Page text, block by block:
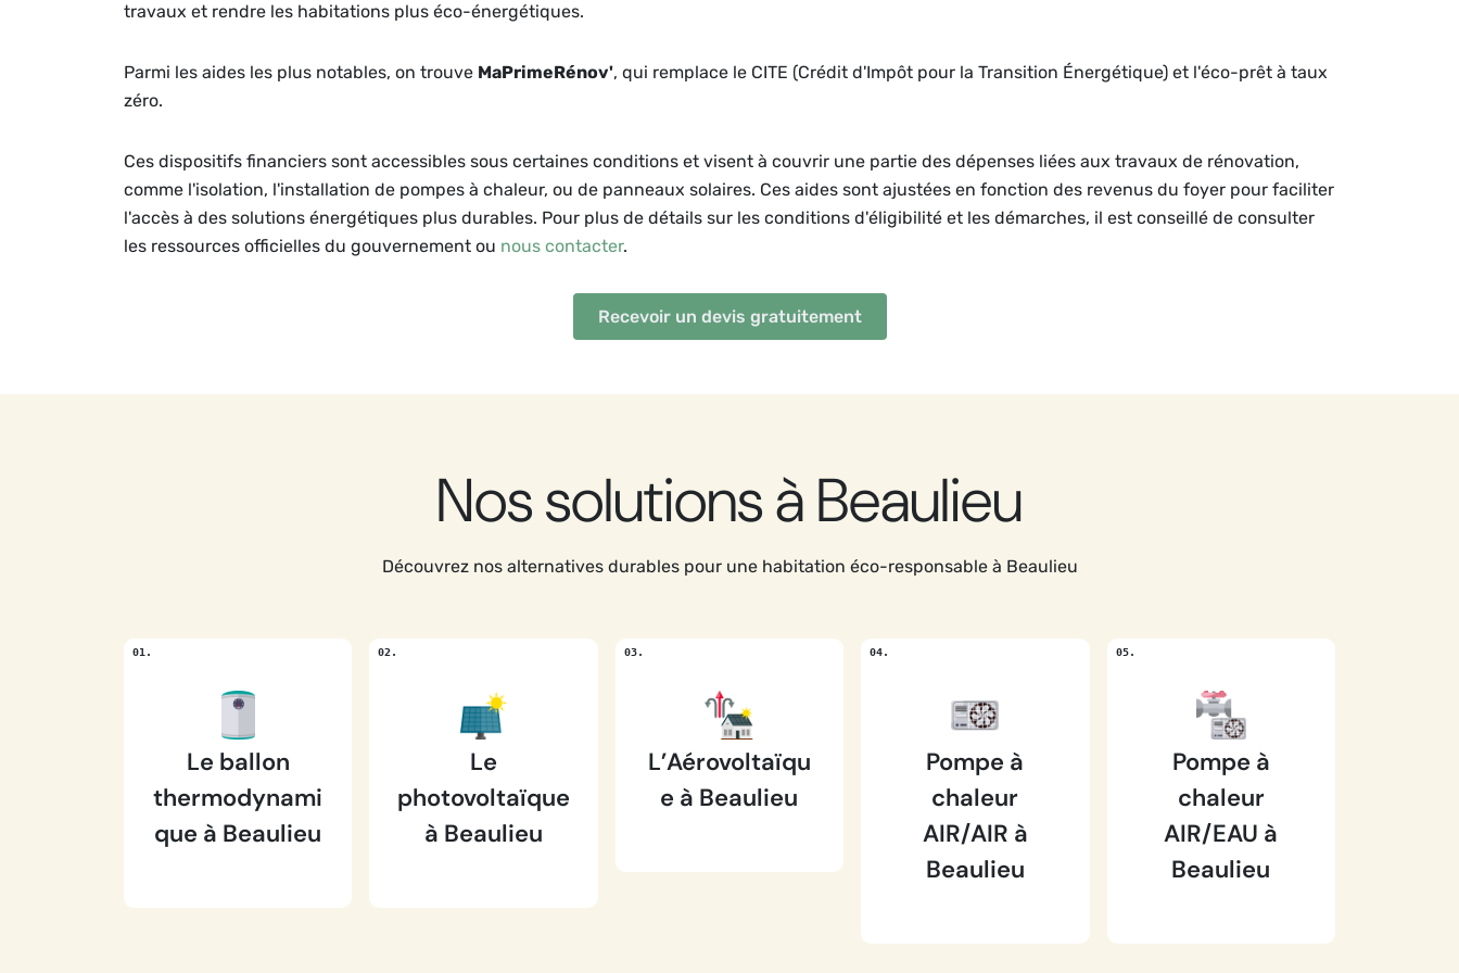
travaux et rendre les habitations plus éco-énergétiques.
Parmi les aides les plus notables, on trouve MaPrimeRénov', qui remplace le CITE (Crédit d'Impôt pour la Transition Énergétique) et l'éco-prêt à taux
zéro.
Ces dispositifs financiers sont accessibles sous certaines conditions et visent à couvrir une partie des dépenses liées aux travaux de rénovation,
comme l'isolation, l'installation de pompes à chaleur, ou de panneaux solaires. Ces aides sont ajustées en fonction des revenus du foyer pour faciliter
l'accès à des solutions énergétiques plus durables. Pour plus de détails sur les conditions d'éligibilité et les démarches, il est conseillé de consulter
les ressources officielles du gouvernement ou nous contacter.
Recevoir un devis gratuitement
Nos solutions à Beaulieu
Découvrez nos alternatives durables pour une habitation éco-responsable à Beaulieu
Le ballon
thermodynami
que à Beaulieu
Le
photovoltaïque
à Beaulieu
L’Aérovoltaïqu
e à Beaulieu
Pompe à
chaleur
AIR/AIR à
Beaulieu
Pompe à
chaleur
AIR/EAU à
Beaulieu